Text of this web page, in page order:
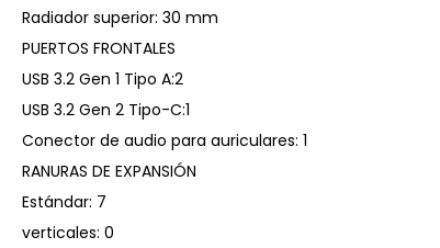
Radiador superior: 30 mm
PUERTOS FRONTALES
USB 3.2 Gen 1 Tipo A:2
USB 3.2 Gen 2 Tipo-C:1
Conector de audio para auriculares: 1
RANURAS DE EXPANSIÓN
Estándar: 7
verticales: 0